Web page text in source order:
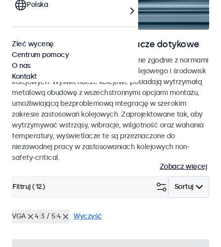
Monitory kolejowe i wyświetlacze dotykowe
Monitory i ekrany dotykowe opracowane zgodnie z normami
EN 50155 oraz EN 45545-2 dla taboru kolejowego i środowisk
kolejowych. Wyświetlacze kolejowe posiadają wytrzymałą
metalową obudowę z wszechstronnymi opcjami montażu,
umożliwiającą bezproblemową integrację w szerokim
zakresie zastosowań kolejowych. Zaprojektowane tak, aby
wytrzymywać wstrząsy, wibracje, wilgotność oraz wahania
temperatury, wyświetlacze te są przeznaczone do
niezawodnej pracy w zastosowaniach kolejowych non-
safety-critical.
Zobacz więcej
Sortuj
Filtruj (12)
VGA 4:3 / 5:4 Wyczyść
Polska
Zleć wycenę
Centrum pomocy
O nas
Kontakt